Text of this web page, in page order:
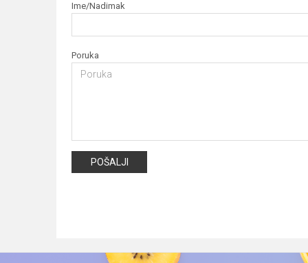
Ime/Nadimak
Poruka
POŠALJI